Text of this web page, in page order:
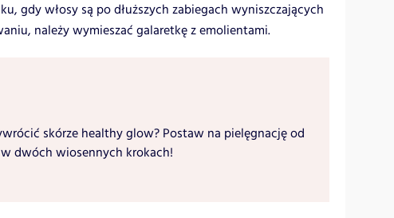
gdy włosy są po dłuższych zabiegach wyniszczających
należy wymieszać galaretkę z emolientami.
skórze healthy glow? Postaw na pielęgnację od
dwóch wiosennych krokach!